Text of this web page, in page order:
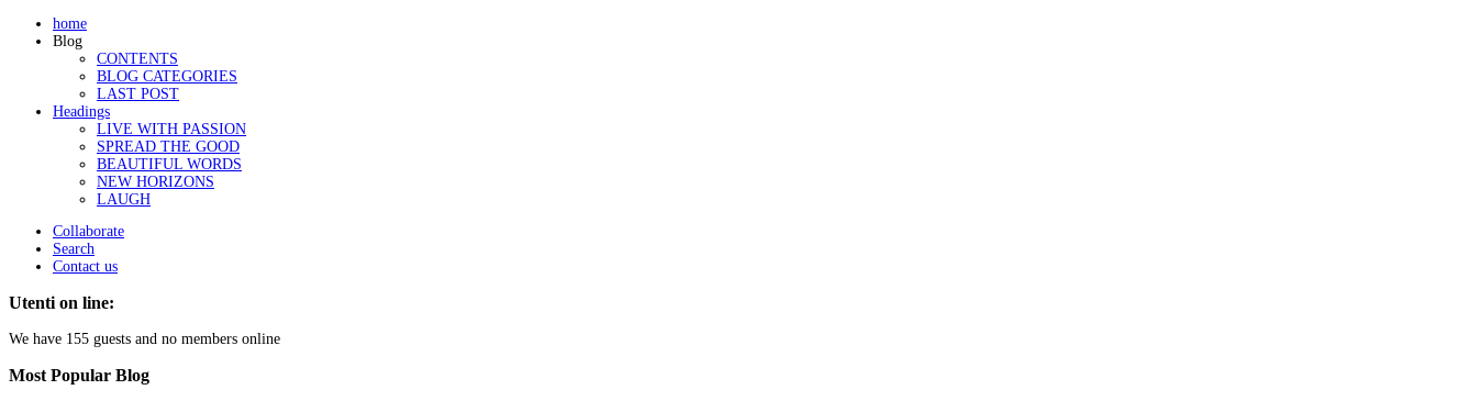
home
Blog
CONTENTS
BLOG CATEGORIES
LAST POST
Headings
LIVE WITH PASSION
SPREAD THE GOOD
BEAUTIFUL WORDS
NEW HORIZONS
LAUGH
Collaborate
Search
Contact us
Utenti on line:
We have 155 guests and no members online
Most Popular Blog